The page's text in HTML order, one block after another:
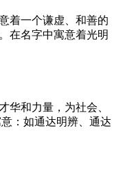
着一个谦虚、和善的
在名字中寓意着光明
华和力量，为社会、
：如通达明辨、通达